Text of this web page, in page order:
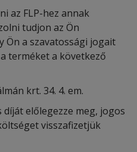
az FLP-hez annak
tudjon az Ön
Ön a szavatossági jogait
terméket a következő
krt. 34. 4. em.
előlegezze meg, jogos
visszafizetjük